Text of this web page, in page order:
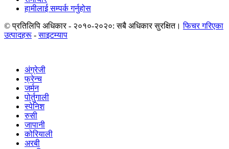
हामीलाई सम्पर्क गर्नुहोस
© प्रतिलिपि अधिकार - २०१०-२०२०: सबै अधिकार सुरक्षित।फिचर गरिएका
उत्पादहरू -साइटम्याप
अंग्रेजी
फ्रेन्च
जर्मन
पोर्तुगाली
स्पेनिश
रुसी
जापानी
कोरियाली
अरबी